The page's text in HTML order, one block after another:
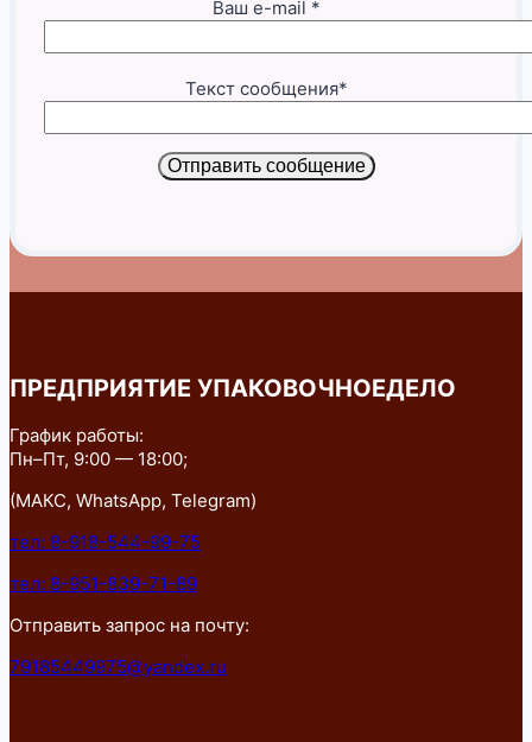
Ваш e-mail *
Текст сообщения*
Отправить сообщение
ПРЕДПРИЯТИЕ УПАКОВОЧНОЕДЕЛО
График работы:
Пн–Пт, 9:00 — 18:00;
(МАКС, WhatsApp, Telegram)
тел: 8-918-544-99-75
тел: 8-951-839-71-89
Отправить запрос на почту:
79185449975@yandex.ru